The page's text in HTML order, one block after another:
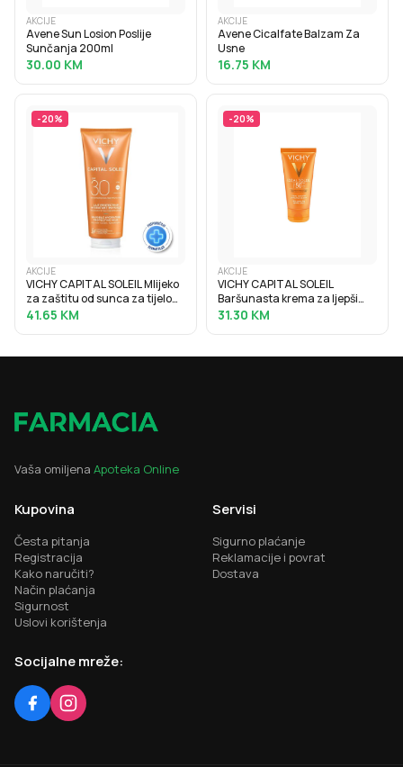
AKCIJE
Avene Sun Losion Poslije
Sunčanja 200ml
30.00 KM
AKCIJE
Avene Cicalfate Balzam Za
Usne
16.75 KM
-20%
AKCIJE
VICHY CAPITAL SOLEIL Mlijeko
za zaštitu od sunca za tijelo
SPF30, obiteljsko pakiranje,
41.65 KM
-20%
AKCIJE
VICHY CAPITAL SOLEIL
Baršunasta krema za ljepši
izgled kože, normalna do suha
31.30 KM
Vaša omiljena Apoteka Online
Kupovina
Česta pitanja
Registracija
Kako naručiti?
Način plaćanja
Sigurnost
Uslovi korištenja
Servisi
Sigurno plaćanje
Reklamacije i povrat
Dostava
Socijalne mreže: